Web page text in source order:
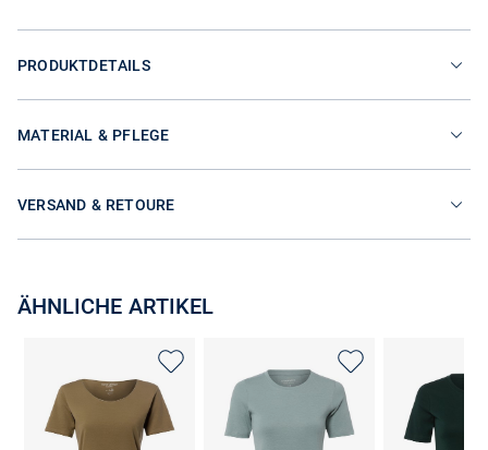
PRODUKTDETAILS
MATERIAL & PFLEGE
VERSAND & RETOURE
ÄHNLICHE ARTIKEL